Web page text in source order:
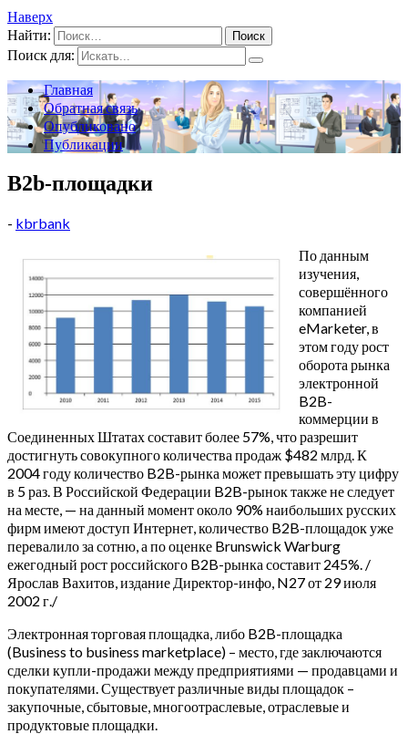
Наверх
Найти:
Поиск для:
Главная
Обратная связь
Опубликовано
Публикации
B2b-площадки
- kbrbank
По данным
изучения,
совершённого
компанией
eMarketer, в
этом году рост
оборота рынка
электронной
B2B-
коммерции в
Соединенных Штатах составит более 57%, что разрешит
достигнуть совокупного количества продаж $482 млрд. К
2004 году количество B2B-рынка может превышать эту цифру
в 5 раз. В Российской Федерации B2B-рынок также не следует
на месте, — на данный момент около 90% наибольших русских
фирм имеют доступ Интернет, количество B2B-площадок уже
перевалило за сотню, а по оценке Brunswick Warburg
ежегодный рост российского B2B-рынка составит 245%. /
Ярослав Вахитов, издание Директор-инфо, N27 от 29 июля
2002 г./
Электронная торговая площадка, либо B2B-площадка
(Business to business marketplace) – место, где заключаются
сделки купли-продажи между предприятиями — продавцами и
покупателями. Существует различные виды площадок –
закупочные, сбытовые, многоотраслевые, отраслевые и
продуктовые площадки.